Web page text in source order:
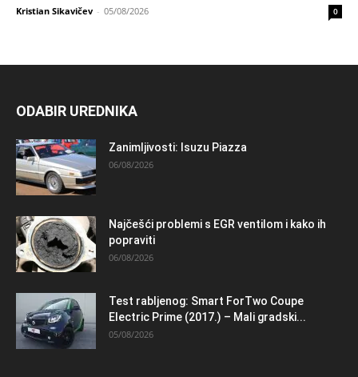
Kristian Sikavičev - 05/08/2026 0
ODABIR UREDNIKA
Zanimljivosti: Isuzu Piazza
06/08/2026
Najčešći problemi s EGR ventilom i kako ih
popraviti
06/08/2026
Test rabljenog: Smart ForTwo Coupe
Electric Prime (2017.) – Mali gradski...
05/08/2026